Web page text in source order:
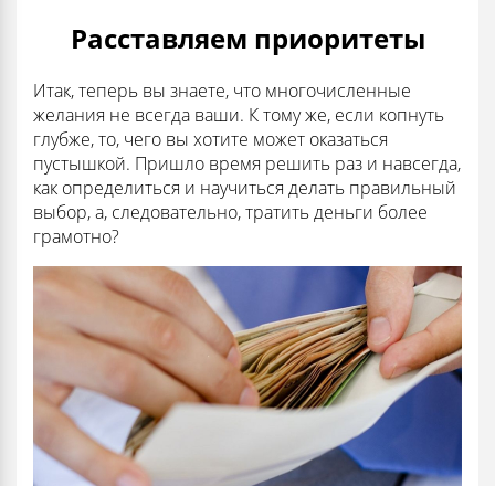
Расставляем приоритеты
Итак, теперь вы знаете, что многочисленные
желания не всегда ваши. К тому же, если копнуть
глубже, то, чего вы хотите может оказаться
пустышкой. Пришло время решить раз и навсегда,
как определиться и научиться делать правильный
выбор, а, следовательно, тратить деньги более
грамотно?